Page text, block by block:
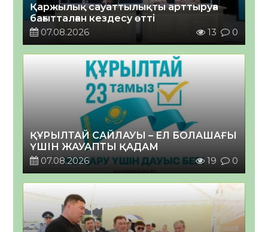
Қаржылық сауаттылықты арттыруға
бағытталған кездесу өтті
07.08.2026
13 0
ҚҰРЫЛТАЙ САЙЛАУЫ – ЕЛ БОЛАШАҒЫ
ҮШІН ЖАУАПТЫ ҚАДАМ
07.08.2026
19 0